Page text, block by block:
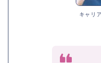
キャリ